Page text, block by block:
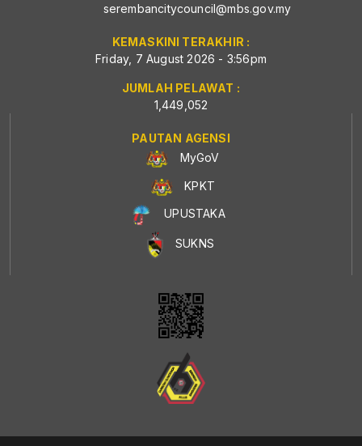
serembancitycouncil@mbs.gov.my
KEMASKINI TERAKHIR :
Friday, 7 August 2026 - 3:56pm
JUMLAH PELAWAT :
1,449,052
PAUTAN AGENSI
MyGoV
KPKT
UPUSTAKA
SUKNS